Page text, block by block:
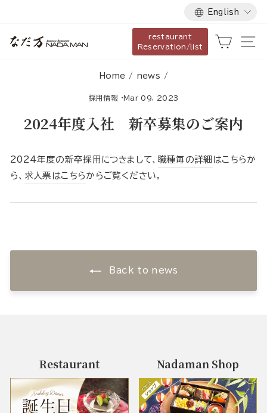
content
Language
English
restaurant
Reservation/list
Cart
Home / news /
採用情報 ·Mar 09, 2023
2024年度入社 新卒募集のご案内
2024年度の新卒採用につきまして、 職種毎の詳細 はこちらか
ら、 求人票はこちら からご覧ください。
Back to news
Restaurant Nadaman Shop